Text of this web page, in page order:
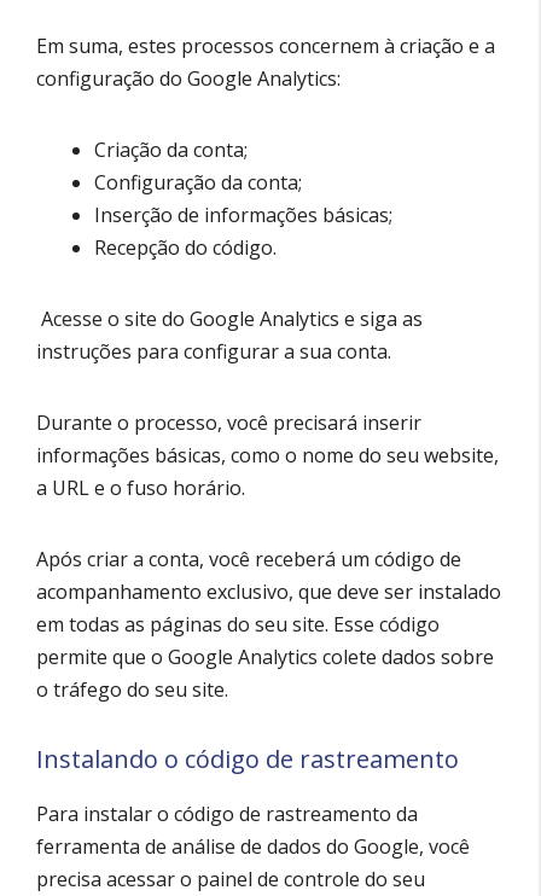
Em suma, estes processos concernem à criação e a
configuração do Google Analytics:
Criação da conta;
Configuração da conta;
Inserção de informações básicas;
Recepção do código.
Acesse o site do Google Analytics e siga as
instruções para configurar a sua conta.
Durante o processo, você precisará inserir
informações básicas, como o nome do seu website,
a URL e o fuso horário.
Após criar a conta, você receberá um código de
acompanhamento exclusivo, que deve ser instalado
em todas as páginas do seu site. Esse código
permite que o Google Analytics colete dados sobre
o tráfego do seu site.
Instalando o código de rastreamento
Para instalar o código de rastreamento da
ferramenta de análise de dados do Google, você
precisa acessar o painel de controle do seu